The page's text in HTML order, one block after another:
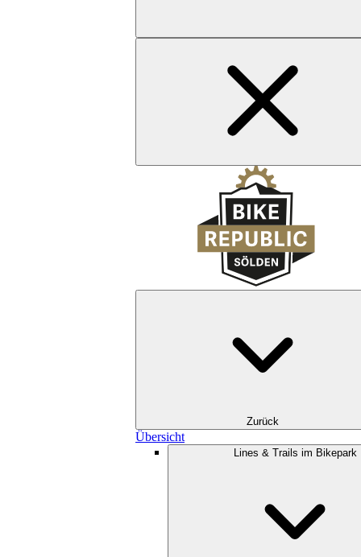
Zurück
Übersicht
Lines & Trails im Bikepark